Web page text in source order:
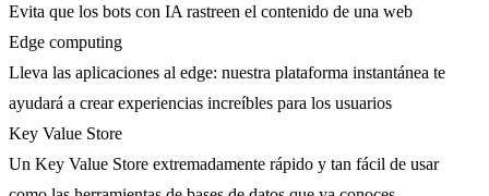
Evita que los bots con IA rastreen el contenido de una web
Edge computing
Lleva las aplicaciones al edge: nuestra plataforma instantánea te
ayudará a crear experiencias increíbles para los usuarios
Key Value Store
Un Key Value Store extremadamente rápido y tan fácil de usar